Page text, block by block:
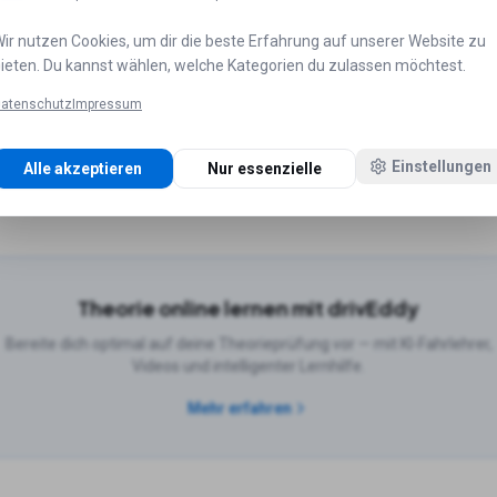
Hamburg Fahrschulen inMünchen Fahrschulen in
in Fahrschulen inLeipzig
Theorie online lernen mit drivEddy
Bereite dich optimal auf deine Theorieprüfung vor — mit KI-Fahrlehrer,
Videos und intelligenter Lernhilfe.
Mehr erfahren
nutzen Cookies, um dir die beste Erfahrung auf unserer Website zu
Du kannst wählen, welche Kategorien du zulassen möchtest.
Impressum
Alle akzeptieren Nur essenzielle Einstellungen